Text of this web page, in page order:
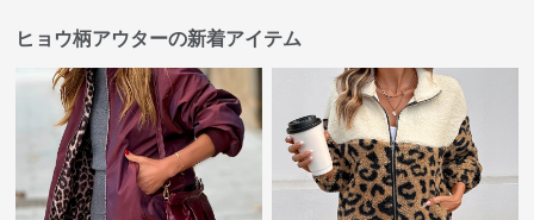
ヒョウ柄アウターの新着アイテム